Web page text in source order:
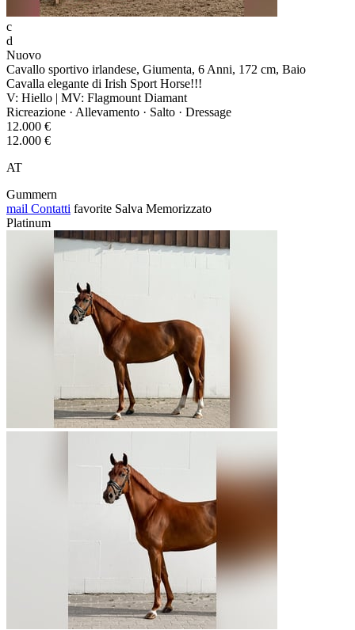
c
d
Nuovo
Cavallo sportivo irlandese, Giumenta, 6 Anni, 172 cm, Baio
Cavalla elegante di Irish Sport Horse!!!
V: Hiello | MV: Flagmount Diamant
Ricreazione · Allevamento · Salto · Dressage
12.000 €
12.000 €
AT
Gummern
mail Contatti favorite Salva Memorizzato
Platinum